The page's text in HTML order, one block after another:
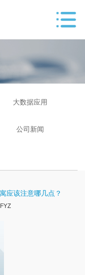
大数据应用
公司新闻
应该注意哪几点？
FYZ